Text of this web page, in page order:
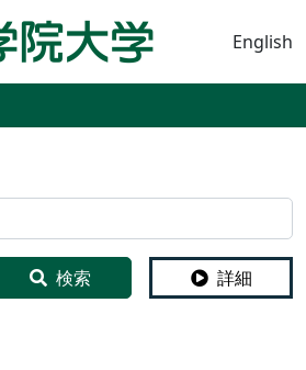
English
検索 詳細